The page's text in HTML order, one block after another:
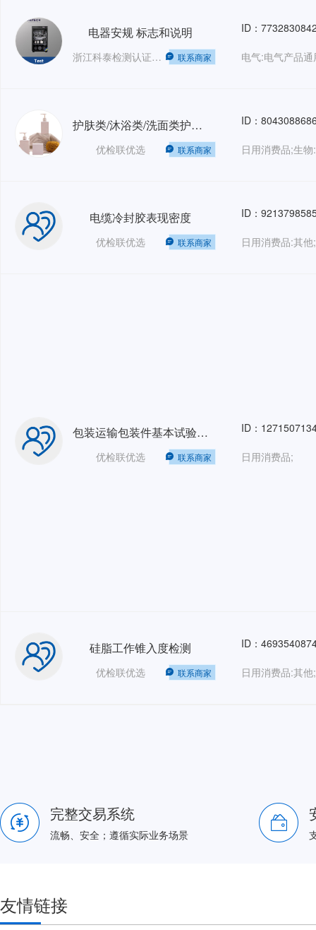
电器安规 标志和说明
浙江科泰检测认证有限公司 联系商家
ID：
护肤类/沐浴类/洗面类护肤品-微生物、重金属、急皮、眼刺激试验
优检联优选 联系商家
ID：
电缆冷封胶表现密度
优检联优选 联系商家
ID：
日用消费品:其他;
包装运输包装件基本试验抗压和堆码+跌落+振动
优检联优选 联系商家
ID：
日用消费品;
硅脂工作锥入度检测
优检联优选 联系商家
ID：
日用消费品:其他;
完整交易系统
流畅、安全；遵循实际业务场景
友情链接